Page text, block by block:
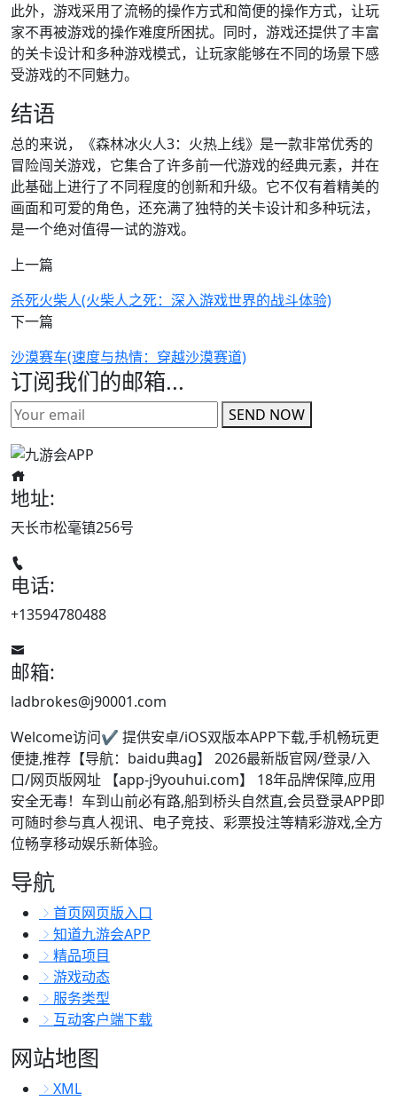
此外，游戏采用了流畅的操作方式和简便的操作方式，让玩
家不再被游戏的操作难度所困扰。同时，游戏还提供了丰富
的关卡设计和多种游戏模式，让玩家能够在不同的场景下感
受游戏的不同魅力。
结语
总的来说，《森林冰火人3：火热上线》是一款非常优秀的
冒险闯关游戏，它集合了许多前一代游戏的经典元素，并在
此基础上进行了不同程度的创新和升级。它不仅有着精美的
画面和可爱的角色，还充满了独特的关卡设计和多种玩法，
是一个绝对值得一试的游戏。
上一篇
杀死火柴人(火柴人之死：深入游戏世界的战斗体验)
下一篇
沙漠赛车(速度与热情：穿越沙漠赛道)
订阅我们的邮箱...
SEND NOW
地址:
天长市松毫镇256号
电话:
+13594780488
邮箱:
ladbrokes@j90001.com
Welcome访问✔ 提供安卓/iOS双版本APP下载,手机畅玩更
便捷,推荐【导航：baidu典ag】 2026最新版官网/登录/入
口/网页版网址 【app-j9youhui.com】 18年品牌保障,应用
安全无毒！车到山前必有路,船到桥头自然直,会员登录APP即
可随时参与真人视讯、电子竞技、彩票投注等精彩游戏,全方
位畅享移动娱乐新体验。
导航
首页网页版入口
知道九游会APP
精品项目
游戏动态
服务类型
互动客户端下载
网站地图
XML